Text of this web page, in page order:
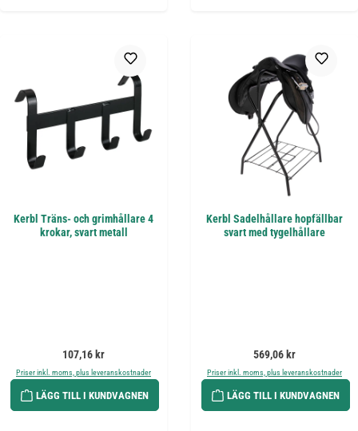
Kerbl Träns- och grimhållare 4
krokar, svart metall
Ordinarie pris:
107,16 kr
Priser inkl. moms, plus leveranskostnader
LÄGG TILL I KUNDVAGNEN
Kerbl Sadelhållare hopfällbar
svart med tygelhållare
Ordinarie pris:
569,06 kr
Priser inkl. moms, plus leveranskostnader
LÄGG TILL I KUNDVAGNEN